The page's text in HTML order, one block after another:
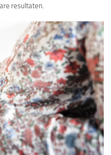
resultaten.